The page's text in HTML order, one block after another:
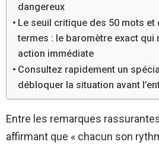
dangereux
Le seuil critique des 50 mots
termes : le baromètre exact qui
action immédiate
Consultez rapidement un
débloquer la situation avant
Entre les remarques
affirmant que « chacun son